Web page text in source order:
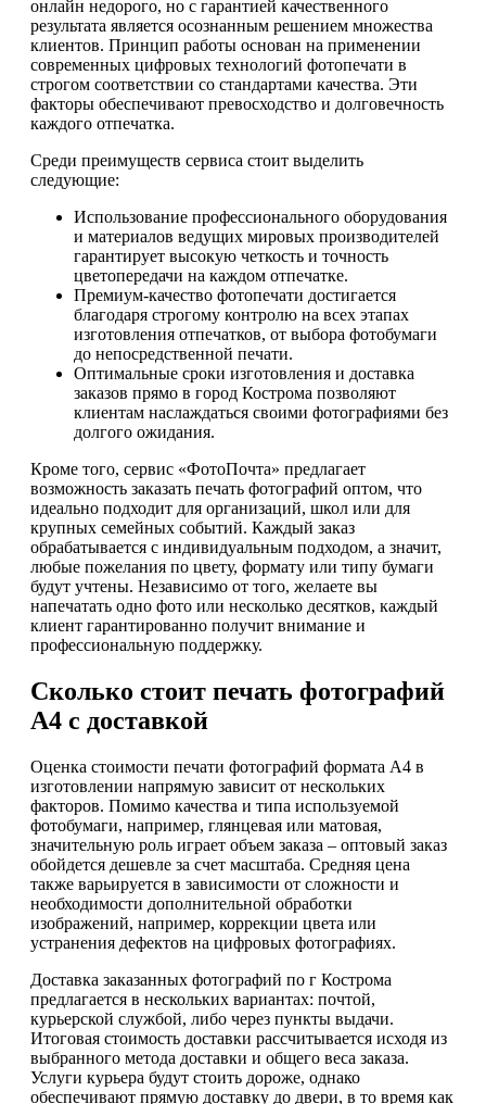
онлайн недорого, но с гарантией качественного
результата является осознанным решением множества
клиентов. Принцип работы основан на применении
современных цифровых технологий фотопечати в
строгом соответствии со стандартами качества. Эти
факторы обеспечивают превосходство и долговечность
каждого отпечатка.
Среди преимуществ сервиса стоит выделить
следующие:
Использование профессионального оборудования
и материалов ведущих мировых производителей
гарантирует высокую четкость и точность
цветопередачи на каждом отпечатке.
Премиум-качество фотопечати достигается
благодаря строгому контролю на всех этапах
изготовления отпечатков, от выбора фотобумаги
до непосредственной печати.
Оптимальные сроки изготовления и доставка
заказов прямо в город Кострома позволяют
клиентам наслаждаться своими фотографиями без
долгого ожидания.
Кроме того, сервис «ФотоПочта» предлагает
возможность заказать печать фотографий оптом, что
идеально подходит для организаций, школ или для
крупных семейных событий. Каждый заказ
обрабатывается с индивидуальным подходом, а значит,
любые пожелания по цвету, формату или типу бумаги
будут учтены. Независимо от того, желаете вы
напечатать одно фото или несколько десятков, каждый
клиент гарантированно получит внимание и
профессиональную поддержку.
Сколько стоит печать фотографий
А4 с доставкой
Оценка стоимости печати фотографий формата А4 в
изготовлении напрямую зависит от нескольких
факторов. Помимо качества и типа используемой
фотобумаги, например, глянцевая или матовая,
значительную роль играет объем заказа – оптовый заказ
обойдется дешевле за счет масштаба. Средняя цена
также варьируется в зависимости от сложности и
необходимости дополнительной обработки
изображений, например, коррекции цвета или
устранения дефектов на цифровых фотографиях.
Доставка заказанных фотографий по г Кострома
предлагается в нескольких вариантах: почтой,
курьерской службой, либо через пункты выдачи.
Итоговая стоимость доставки рассчитывается исходя из
выбранного метода доставки и общего веса заказа.
Услуги курьера будут стоить дороже, однако
обеспечивают прямую доставку до двери, в то время как